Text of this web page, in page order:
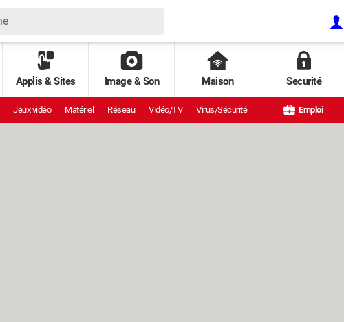
Applis & Sites Image & Son Maison Securité
Jeux vidéo Matériel Réseau Vidéo/TV Virus/Sécurité Emploi